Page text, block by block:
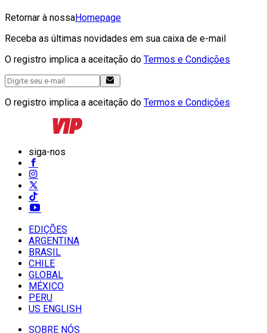
Retornar à nossaHomepage
Receba as últimas novidades em sua caixa de e-mail
O registro implica a aceitação do Termos e Condições
O registro implica a aceitação do Termos e Condições
siga-nos
EDIÇÕES
ARGENTINA
BRASIL
CHILE
GLOBAL
MÉXICO
PERU
US ENGLISH
SOBRE NÓS